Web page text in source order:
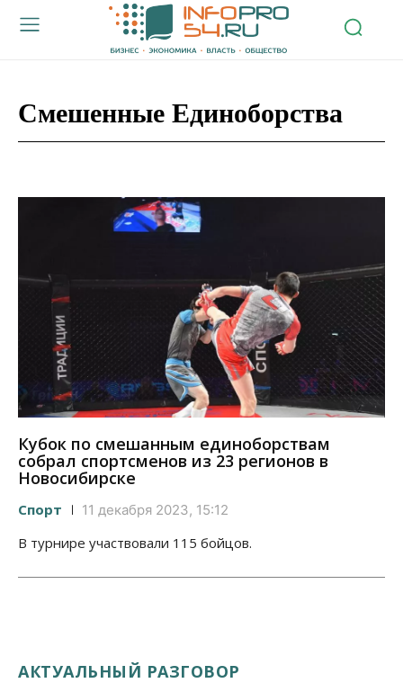
Смешенные Единоборства
Кубок по смешанным единоборствам
собрал спортсменов из 23 регионов в
Новосибирске
Спорт 11 декабря 2023, 15:12
В турнире участвовали 115 бойцов.
АКТУАЛЬНЫЙ РАЗГОВОР